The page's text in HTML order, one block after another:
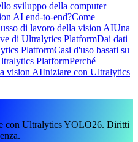
sviluppo della computer
AI end-to-end?Come
di lavoro della vision AIUna
di Ultralytics PlatformDai dati
PlatformCasi d'uso basati su
PlatformPerché
vision AIIniziare con Ultralytics
con Ultralytics YOLO26. Diritti